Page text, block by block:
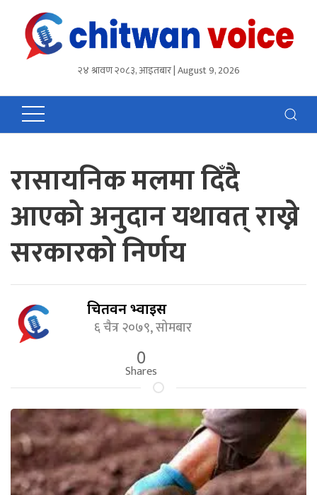
२४ श्रावण २०८३, आइतबार | August 9, 2026
रासायनिक मलमा दिँदै
आएको अनुदान यथावत् राख्ने
सरकारको निर्णय
चितवन भ्वाईस
६ चैत्र २०७९, सोमबार
0
Shares